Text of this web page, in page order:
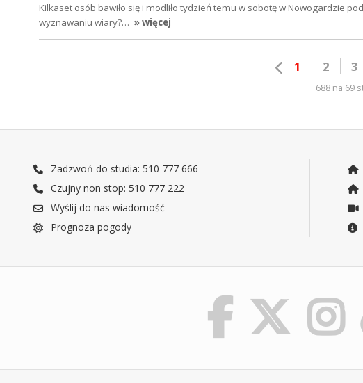
Kilkaset osób bawiło się i modliło tydzień temu w sobotę w Nowogardzie
wyznawaniu wiary?… » więcej
1 2 3
688 na 69
Zadzwoń do studia: 510 777 666
Czujny non stop: 510 777 222
Wyślij do nas wiadomość
Prognoza pogody